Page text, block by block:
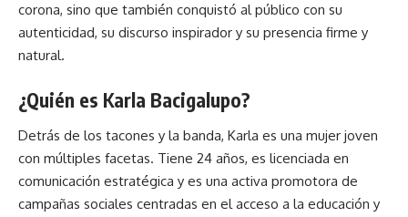
corona, sino que también conquistó al público con su
autenticidad, su discurso inspirador y su presencia firme y
natural.
¿Quién es Karla Bacigalupo?
Detrás de los tacones y la banda, Karla es una mujer joven
con múltiples facetas. Tiene 24 años, es licenciada en
comunicación estratégica y es una activa promotora de
campañas sociales centradas en el acceso a la educación y